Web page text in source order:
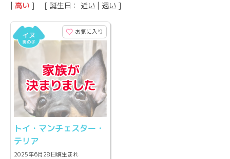
| 高い ] [ 誕生日： 近い | 遠い ]
お気に入り
トイ・マンチェスター・
テリア
2025年6月28日頃生まれ